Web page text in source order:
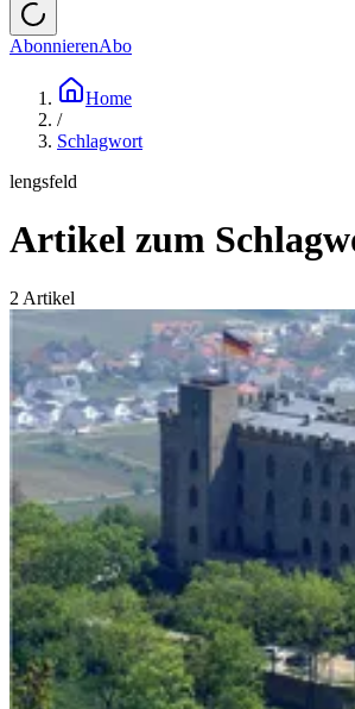
AbonnierenAbo
Home
/
Schlagwort
lengsfeld
Artikel zum
2 Artikel